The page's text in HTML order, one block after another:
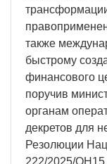
также
быстрому
финансового
поручив
органам
декретов для
Резолюции